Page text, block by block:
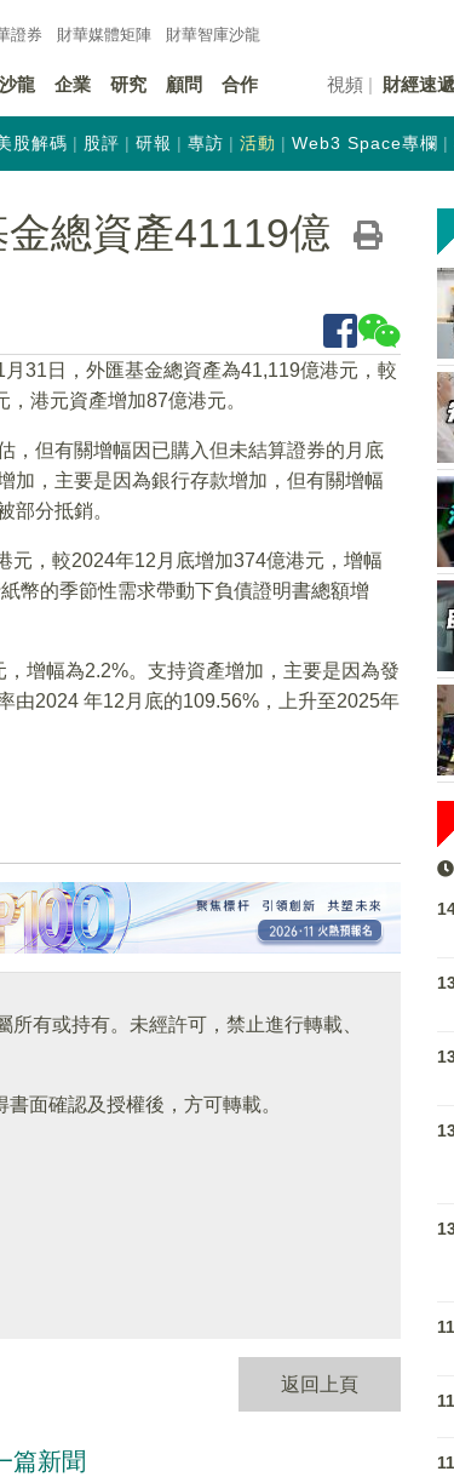
證券 財華媒體矩陣 財華智庫沙龍
沙龍 企業 研究 顧問 合作 視頻 財經速遞
股解碼 股評 研報 專訪 活動 Web3 Space專欄
總資產41119億
31日，外匯基金總資產為41,119億港元，較
港元資產增加87億港元。
，但有關增幅因已購入但未結算證券的月底
加，主要是因為銀行存款增加，但有關增幅
部分抵銷。
元，較2024年12月底增加374億港元，增幅
幣的季節性需求帶動下負債證明書總額增
增幅為2.2%。支持資產增加，主要是因為發
由2024 年12月底的109.56%，上升至2025年
有或持有。未經許可，禁止進行轉載、
書面確認及授權後，方可轉載。
返回上頁
篇新聞